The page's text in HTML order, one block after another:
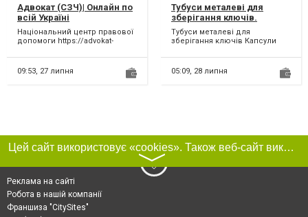
Адвокат (СЗЧ)| Онлайн по
всій Україні
Національний центр правової
допомоги https://advokat-
справах про самові...
09:53, 27 липня
Тубуси металеві для
зберігання ключів.
Капсули часу.
Тубуси металеві для
зберігання ключів Капсули
пломбою Тубуси д...
05:09, 28 липня
Цей сайт використовує «cookies». Також веб-сайт використовує інтернет-сервіс для збору технічних даних стосовно відвідувачів з метою отримання маркетингової та статистичної інформації. Умови обробки даних відвідувачів сайту див.
〉
Реклама на сайті
Робота в нашій компанії
Франшиза "CitySites"